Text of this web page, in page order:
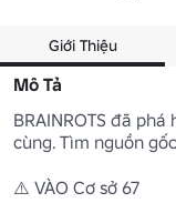
Giới Thiệu
Mô Tả
BRAINROTS đã
cùng. Tìm nguồn
⚠️ VÀO Cơ sở 67